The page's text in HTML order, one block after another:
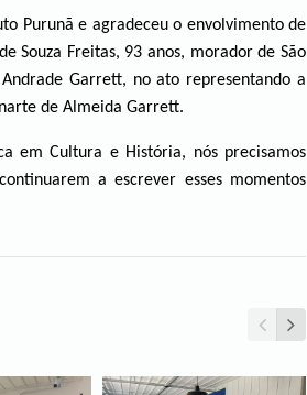
Purunã e agradeceu o envolvimento de
Souza Freitas, 93 anos, morador de São
Garrett, no ato representando a
de Almeida Garrett.
em Cultura e História, nós precisamos
a escrever esses momentos